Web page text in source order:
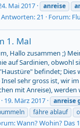
Mai 2017 anreise
Antworten: 21 Forum:
1. Mal
Hallo zusammen ;)
auf Sardinien, obwohl
befindet; Dies
sehr gross ist, wir
mit Anreise), werden
19. März 2017 anreise
fähre ablauf
Wann? Wohin? Das